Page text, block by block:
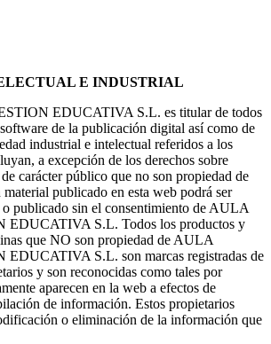
E INDUSTRIAL
EDUCATIVA S.L. es titular de todos
de la publicación digital así como de
industrial e intelectual referidos a los
a excepción de los derechos sobre
carácter público que no son propiedad de
publicado en esta web podrá ser
publicado sin el consentimiento de AULA
EDUCATIVA S.L. Todos los productos y
que NO son propiedad de AULA
S.L. son marcas registradas de
y son reconocidas como tales por
aparecen en la web a efectos de
de información. Estos propietarios
o eliminación de la información que